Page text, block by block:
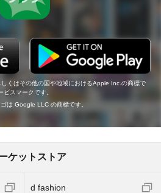
くはその他の国や地域におけるApple Inc.の商標で
スマークです。
は Google LLC の商標です。
ケットストア
d fashion